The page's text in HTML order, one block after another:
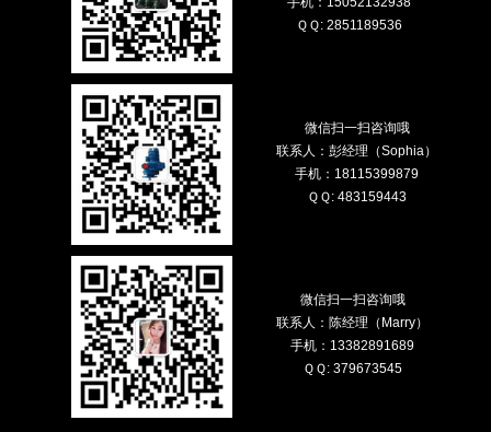
ＱＱ: 2851189536
微信扫一扫咨询哦
联系人：彭经理（Sophia）
手机：18115399879
ＱＱ: 483159443
微信扫一扫咨询哦
联系人：陈经理（Marry）
手机：13382891689
ＱＱ: 379673545